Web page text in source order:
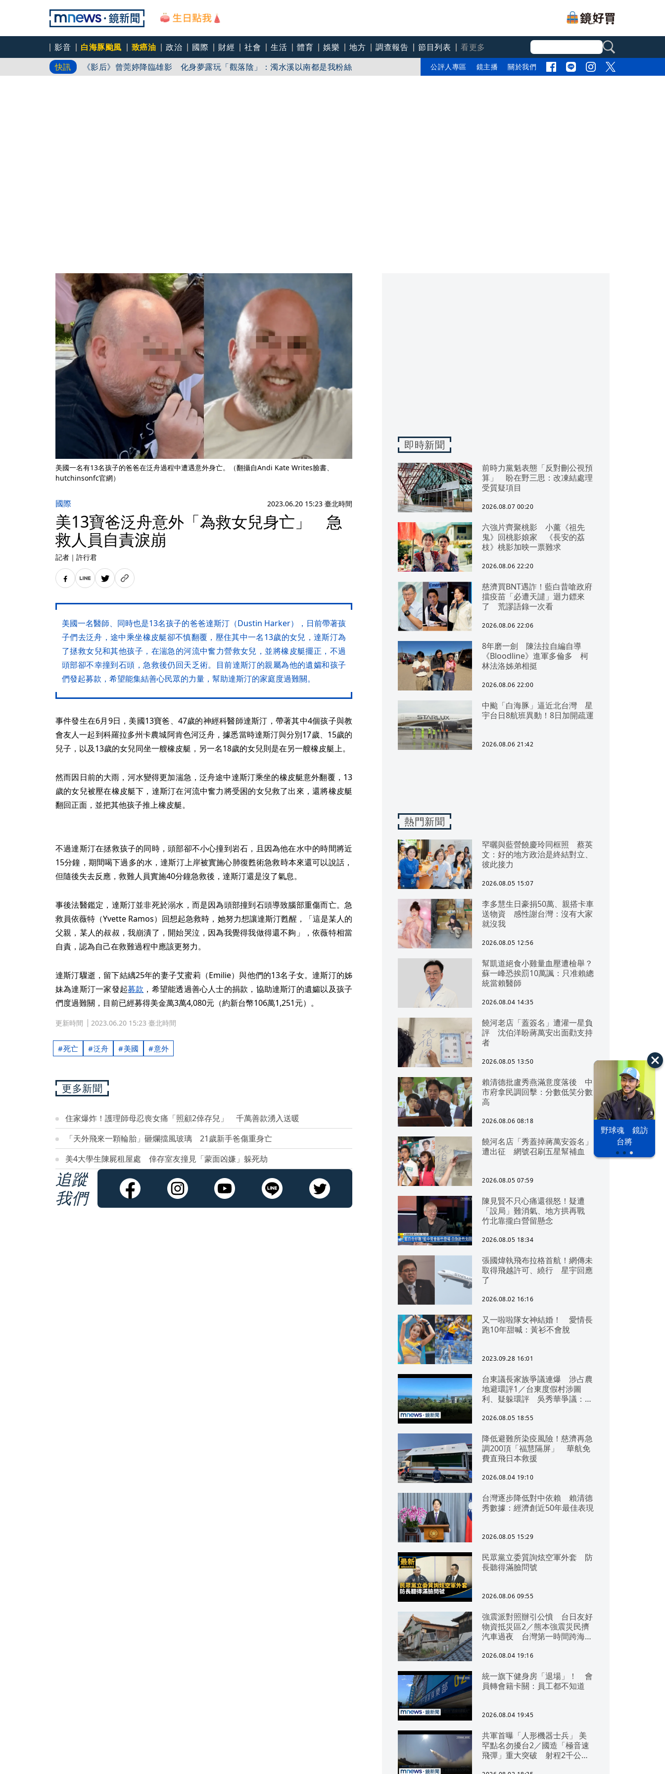
影音 白海豚颱風 致癌油 政治 國際 財經 社會 生活 體育 娛樂 地方 調查報告 節目列表
看更多
快訊
《影后》曾莞婷降臨雄影 化身夢露玩「觀落陰」：濁水溪以南都是我粉絲
前時力黨魁表態「反對刪公視預算」 盼在野三思：改凍結處理受質疑項目
公評人專區 鏡主播 關於我們
之下
台股投資熱
野球魂 鏡訪
台將
美國一名有13名孩子的爸爸在泛舟過程中遭遇意外身亡。（翻攝自Andi Kate Writes臉書、
hutchinsonfc官網）
國際 2023.06.20 15:23 臺北時間
美13寶爸泛舟意外「為救女兒身亡」 急
救人員自責淚崩
記者 ｜ 許行君
美國一名醫師、同時也是13名孩子的爸爸達斯汀（Dustin Harker），日前帶著孩
子們去泛舟，途中乘坐橡皮艇卻不慎翻覆，壓住其中一名13歲的女兒，達斯汀為
了拯救女兒和其他孩子，在湍急的河流中奮力營救女兒，並將橡皮艇擺正，不過
頭部卻不幸撞到石頭，急救後仍回天乏術。目前達斯汀的親屬為他的遺孀和孩子
們發起募款，希望能集結善心民眾的力量，幫助達斯汀的家庭度過難關。
事件發生在6月9日，美國13寶爸、47歲的神經科醫師達斯汀，帶著其中4個孩子與教
會友人一起到科羅拉多州卡農城阿肯色河泛舟，據悉當時達斯汀與分別17歲、15歲的
兒子，以及13歲的女兒同坐一艘橡皮艇，另一名18歲的女兒則是在另一艘橡皮艇上。
然而因日前的大雨，河水變得更加湍急，泛舟途中達斯汀乘坐的橡皮艇意外翻覆，13
歲的女兒被壓在橡皮艇下，達斯汀在河流中奮力將受困的女兒救了出來，還將橡皮艇
翻回正面，並把其他孩子推上橡皮艇。
不過達斯汀在拯救孩子的同時，頭部卻不小心撞到岩石，且因為他在水中的時間將近
15分鐘，期間喝下過多的水，達斯汀上岸被實施心肺復甦術急救時本來還可以說話，
但隨後失去反應，救難人員實施40分鐘急救後，達斯汀還是沒了氣息。
事後法醫鑑定，達斯汀並非死於溺水，而是因為頭部撞到石頭導致腦部重傷而亡。急
救員依薇特（Yvette Ramos）回想起急救時，她努力想讓達斯汀甦醒，「這是某人的
父親，某人的叔叔，我崩潰了，開始哭泣，因為我覺得我做得還不夠」，依薇特相當
自責，認為自己在救難過程中應該更努力。
達斯汀驟逝，留下結縭25年的妻子艾蜜莉（Emilie）與他們的13名子女。達斯汀的姊
妹為達斯汀一家發起募款 ，希望能透過善心人士的捐款，協助達斯汀的遺孀以及孩子
們度過難關，目前已經募得美金萬3萬4,080元（約新台幣106萬1,251元）。
更新時間 2023.06.20 15:23 臺北時間
死亡 泛舟 美國 意外
更多新聞
住家爆炸！護理師母忍喪女痛「照顧2倖存兒」 千萬善款湧入送暖
「天外飛來一顆輪胎」砸爛擋風玻璃 21歲新手爸傷重身亡
美4大學生陳屍租屋處 倖存室友撞見「蒙面凶嫌」躲死劫
追蹤
我們
即時新聞
前時力黨魁表態「反對刪公視預
算」 盼在野三思：改凍結處理
受質疑項目
2026.08.07 00:20
六強片齊聚桃影 小薰《祖先
鬼》回桃影娘家 《長安的荔
枝》桃影加映一票難求
2026.08.06 22:20
慈濟買BNT遇詐！藍白昔嗆政府
擋疫苗「必遭天譴」迴力鏢來
了 荒謬語錄一次看
2026.08.06 22:06
8年磨一劍 陳法拉自編自導
《Bloodline》進軍多倫多 柯
林法洛姊弟相挺
2026.08.06 22:00
中颱「白海豚」逼近北台灣 星
宇台日8航班異動！8日加開疏運
2026.08.06 21:42
熱門新聞
罕曬與藍營饒慶玲同框照 蔡英
文：好的地方政治是終結對立、
彼此接力
2026.08.05 15:07
李多慧生日豪捐50萬、親搭卡車
送物資 感性謝台灣：沒有大家
就沒我
2026.08.05 12:56
幫凱道絕食小雞量血壓遭檢舉？
蘇一峰恐挨罰10萬諷：只准賴總
統當賴醫師
2026.08.04 14:35
饒河老店「蓋簽名」遭灌一星負
評 沈伯洋盼蔣萬安出面勸支持
者
2026.08.05 13:50
賴清德批盧秀燕滿意度落後 中
市府拿民調回擊：分數低笑分數
高
2026.08.06 08:18
饒河名店「秀蓋掉蔣萬安簽名」
遭出征 網號召刷五星幫補血
2026.08.05 07:59
陳見賢不只心痛還很怒！疑遭
「設局」難消氣、地方拱再戰
竹北靠攏白營留懸念
2026.08.05 18:34
張國煒執飛布拉格首航！網傳未
取得飛越許可、繞行 星宇回應
了
2026.08.02 16:16
又一啦啦隊女神結婚！ 愛情長
跑10年甜喊：黃衫不會脫
2023.09.28 16:01
台東議長家族爭議連爆 涉占農
地避環評1／台東度假村涉圖
利、疑躲環評 吳秀華爭議：概
2026.08.05 18:55
降低避難所染疫風險！慈濟再急
調200頂「福慧隔屏」 華航免
費直飛日本救援
2026.08.04 19:10
台灣逐步降低對中依賴 賴清德
秀數據：經濟創近50年最佳表現
2026.08.05 15:29
民眾黨立委質詢炫空軍外套 防
長聽得滿臉問號
2026.08.06 09:55
強震派對照辦引公憤 台日友好
物資抵災區2／熊本強震災民擠
汽車過夜 台灣第一時間跨海急
2026.08.04 19:16
統一旗下健身房「退場」！ 會
員轉會籍卡關：員工都不知道
2026.08.04 19:45
共軍首曝「人形機器士兵」 美
罕點名勿擾台2／國造「極音速
飛彈」重大突破 射程2千公里